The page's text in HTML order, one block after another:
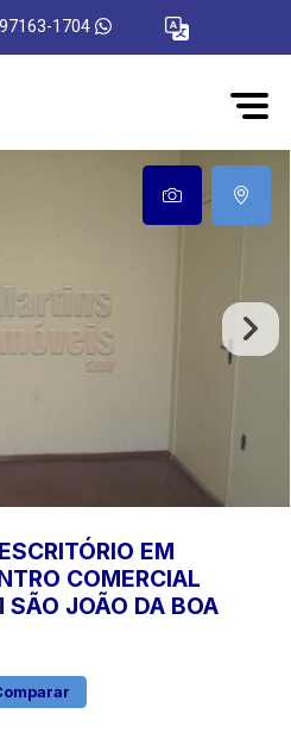
1704
EM
COMERCIAL
SÃO JOÃO DA BOA